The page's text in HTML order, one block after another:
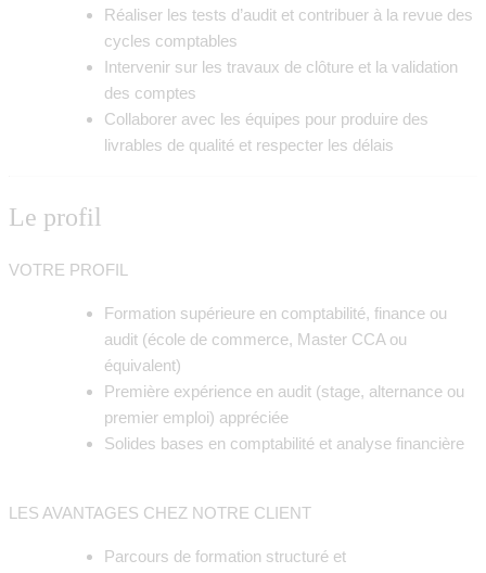
Réaliser les tests d’audit et contribuer à la revue des
cycles comptables
Intervenir sur les travaux de clôture et la validation
des comptes
Collaborer avec les équipes pour produire des
livrables de qualité et respecter les délais
Le profil
VOTRE PROFIL
Formation supérieure en comptabilité, finance ou
audit (école de commerce, Master CCA ou
équivalent)
Première expérience en audit (stage, alternance ou
premier emploi) appréciée
Solides bases en comptabilité et analyse financière
LES AVANTAGES CHEZ NOTRE CLIENT
Parcours de formation structuré et